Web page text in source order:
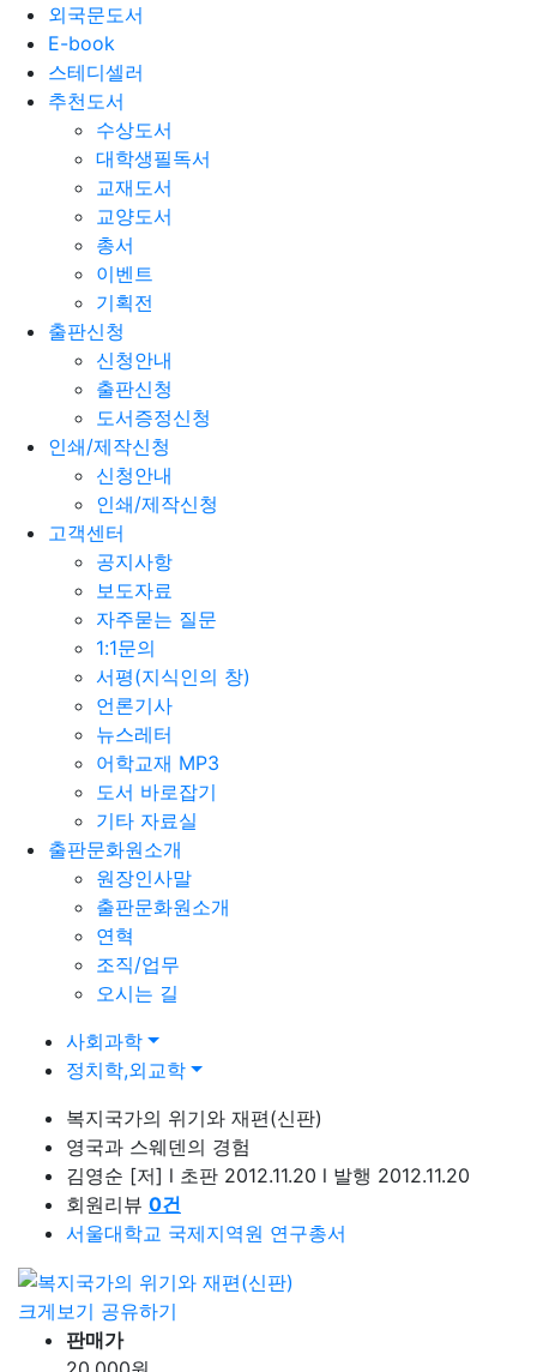
외국문도서
E-book
스테디셀러
추천도서
수상도서
대학생필독서
교재도서
교양도서
총서
이벤트
기획전
출판신청
신청안내
출판신청
도서증정신청
인쇄/제작신청
신청안내
인쇄/제작신청
고객센터
공지사항
보도자료
자주묻는 질문
1:1문의
서평(지식인의 창)
언론기사
뉴스레터
어학교재 MP3
도서 바로잡기
기타 자료실
출판문화원소개
원장인사말
출판문화원소개
연혁
조직/업무
오시는 길
사회과학
정치학,외교학
복지국가의 위기와 재편(신판)
영국과 스웨덴의 경험
김영순 [저] l 초판 2012.11.20 l 발행 2012.11.20
회원리뷰 0건
서울대학교 국제지역원 연구총서
크게보기 공유하기
판매가